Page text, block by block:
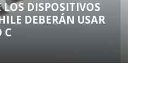
LOS DISPOSITIVOS
DEBERÁN USAR
C